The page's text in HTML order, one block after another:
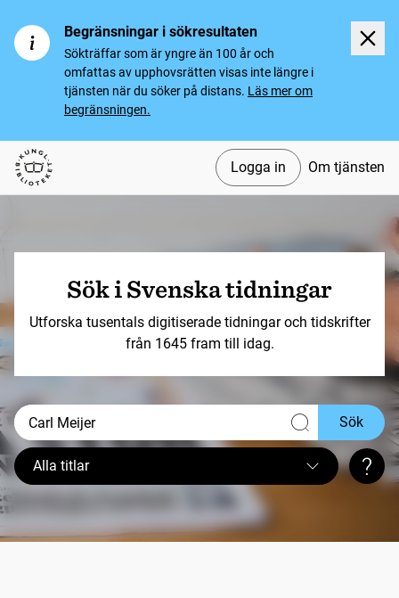
Begränsningar i sökresultaten
Sökträffar som är yngre än 100 år och
omfattas av upphovsrätten visas inte längre i
tjänsten när du söker på distans. Läs mer om
begränsningen.
Svenska tidningar
Logga in Om tjänsten
Sök i Svenska tidningar
Utforska tusentals digitiserade tidningar och tidskrifter
från 1645 fram till idag.
Alla titlar
Sök